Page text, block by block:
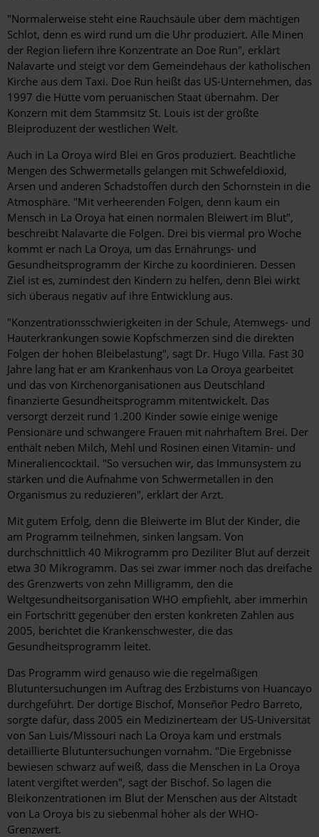
"Normalerweise steht eine Rauchsäule über dem mächtigen
Schlot, denn es wird rund um die Uhr produziert. Alle Minen
der Region liefern ihre Konzentrate an Doe Run", erklärt
Nalavarte und steigt vor dem Gemeindehaus der katholischen
Kirche aus dem Taxi. Doe Run heißt das US-Unternehmen, das
1997 die Hütte vom peruanischen Staat übernahm. Der
Konzern mit dem Stammsitz St. Louis ist der größte
Bleiproduzent der westlichen Welt.
Auch in La Oroya wird Blei en Gros produziert. Beachtliche
Mengen des Schwermetalls gelangen mit Schwefeldioxid,
Arsen und anderen Schadstoffen durch den Schornstein in die
Atmosphäre. "Mit verheerenden Folgen, denn kaum ein
Mensch in La Oroya hat einen normalen Bleiwert im Blut",
beschreibt Nalavarte die Folgen. Drei bis viermal pro Woche
kommt er nach La Oroya, um das Ernährungs- und
Gesundheitsprogramm der Kirche zu koordinieren. Dessen
Ziel ist es, zumindest den Kindern zu helfen, denn Blei wirkt
sich überaus negativ auf ihre Entwicklung aus.
"Konzentrationsschwierigkeiten in der Schule, Atemwegs- und
Hauterkrankungen sowie Kopfschmerzen sind die direkten
Folgen der hohen Bleibelastung", sagt Dr. Hugo Villa. Fast 30
Jahre lang hat er am Krankenhaus von La Oroya gearbeitet
und das von Kirchenorganisationen aus Deutschland
finanzierte Gesundheitsprogramm mitentwickelt. Das
versorgt derzeit rund 1.200 Kinder sowie einige wenige
Pensionäre und schwangere Frauen mit nahrhaftem Brei. Der
enthält neben Milch, Mehl und Rosinen einen Vitamin- und
Mineraliencocktail. "So versuchen wir, das Immunsystem zu
stärken und die Aufnahme von Schwermetallen in den
Organismus zu reduzieren", erklärt der Arzt.
Mit gutem Erfolg, denn die Bleiwerte im Blut der Kinder, die
am Programm teilnehmen, sinken langsam. Von
durchschnittlich 40 Mikrogramm pro Deziliter Blut auf derzeit
etwa 30 Mikrogramm. Das sei zwar immer noch das dreifache
des Grenzwerts von zehn Milligramm, den die
Weltgesundheitsorganisa­tion WHO empfiehlt, aber immerhin
ein Fortschritt gegenüber den ersten konkreten Zahlen aus
2005, berichtet die Krankenschwester, die das
Gesundheitsprogramm leitet.
Das Programm wird genauso wie die regelmäßigen
Blutuntersuchungen im Auftrag des Erzbistums von Huancayo
durchgeführt. Der dortige Bischof, Monseñor Pedro Barreto,
sorgte ­dafür, dass 2005 ein Medizinerteam der US-Universität
von San Luis/Missouri nach La Oroya kam und erstmals
detaillierte Blutuntersuchungen vornahm. "Die Ergebnisse
bewiesen schwarz auf weiß, dass die Menschen in La Oroya
latent vergiftet werden", sagt der Bischof. So lagen die
Bleikonzentrationen im Blut der Menschen aus der Altstadt
von La Oroya bis zu siebenmal höher als der WHO-
Grenzwert.